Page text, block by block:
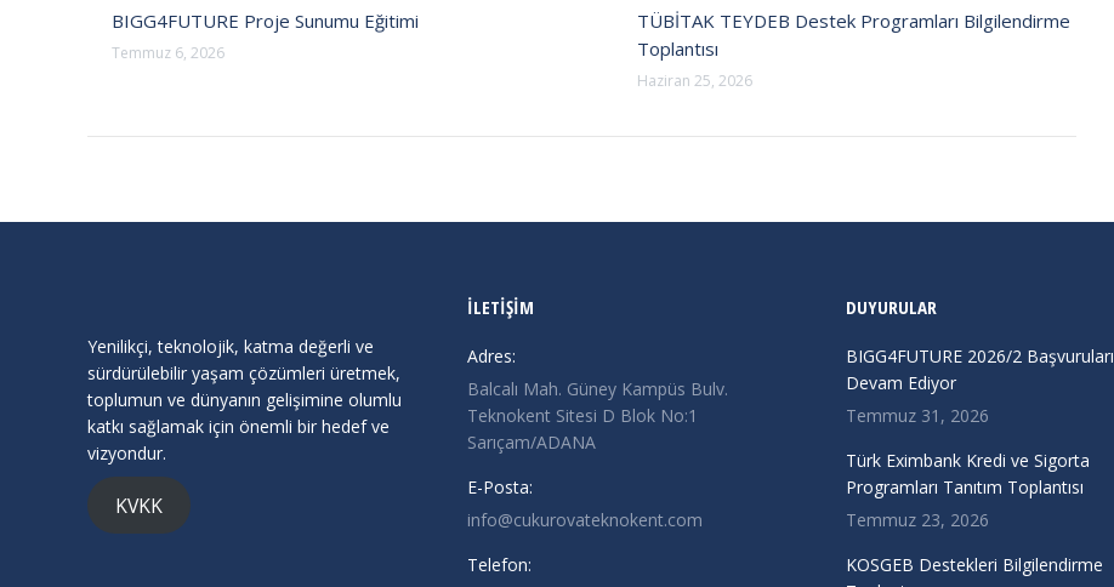
BIGG4FUTURE Proje Sunumu Eğitimi
Temmuz 6, 2026
TÜBİTAK TEYDEB Destek Programları Bilgilendirme
Toplantısı
Haziran 25, 2026
Yenilikçi, teknolojik, katma değerli ve
sürdürülebilir yaşam çözümleri üretmek,
toplumun ve dünyanın gelişimine olumlu
katkı sağlamak için önemli bir hedef ve
vizyondur.
KVKK
İLETİŞİM
Adres:
Balcalı Mah. Güney Kampüs Bulv.
Teknokent Sitesi D Blok No:1
Sarıçam/ADANA
E-Posta:
info@cukurovateknokent.com
Telefon:
DUYURULAR
BIGG4FUTURE 2026/2 Başvuruları
Devam Ediyor
Temmuz 31, 2026
Türk Eximbank Kredi ve Sigorta
Programları Tanıtım Toplantısı
Temmuz 23, 2026
KOSGEB Destekleri Bilgilendirme